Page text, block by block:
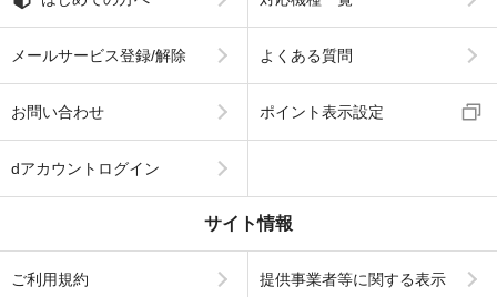
メールサービス登録/解除 よくある質問
お問い合わせ ポイント表示設定
dアカウントログイン
サイト情報
ご利用規約 提供事業者等に関する表示